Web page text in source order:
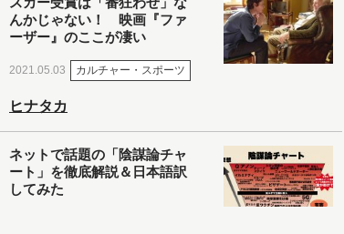
んかじゃない！ 映画『ファ
ーザー』のここが凄い
2021.05.03 カルチャー・スポーツ
ヒナタカ
ネットで話題の「陰謀論チャ
ート」を徹底解説＆日本語訳
してみた